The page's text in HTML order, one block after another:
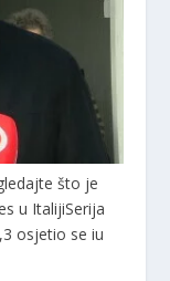
što je
Serija
osjetio se iu